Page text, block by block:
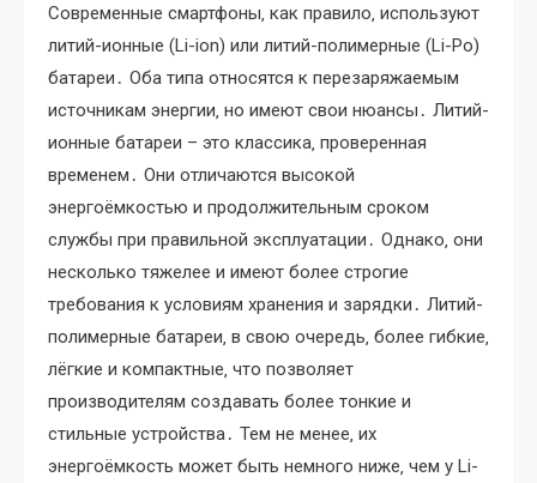
Современные смартфоны‚ как правило‚ используют
литий-ионные (Li-ion) или литий-полимерные (Li-Po)
батареи․ Оба типа относятся к перезаряжаемым
источникам энергии‚ но имеют свои нюансы․ Литий-
ионные батареи – это классика‚ проверенная
временем․ Они отличаются высокой
энергоёмкостью и продолжительным сроком
службы при правильной эксплуатации․ Однако‚ они
несколько тяжелее и имеют более строгие
требования к условиям хранения и зарядки․ Литий-
полимерные батареи‚ в свою очередь‚ более гибкие‚
лёгкие и компактные‚ что позволяет
производителям создавать более тонкие и
стильные устройства․ Тем не менее‚ их
энергоёмкость может быть немного ниже‚ чем у Li-